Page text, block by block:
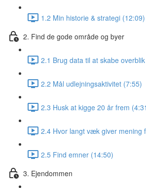
1.2 Min historie & strategi (12:09)
2. Find de gode område og byer
2.1 Brug data til at skabe
2.2 Mål udlejningsaktivitet (7:55)
2.3 Husk at kigge 20 år frem
2.4 Hvor langt væk giver mening
2.5 Find emner (14:50)
3. Ejendommen